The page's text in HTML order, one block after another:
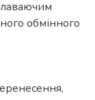
обмінного
,